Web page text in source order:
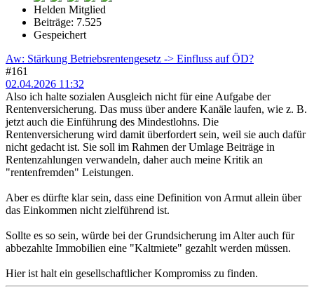
Helden Mitglied
Beiträge: 7.525
Gespeichert
Aw: Stärkung Betriebsrentengesetz -> Einfluss auf ÖD?
#161
02.04.2026 11:32
Also ich halte sozialen Ausgleich nicht für eine Aufgabe der
Rentenversicherung. Das muss über andere Kanäle laufen, wie z. B.
jetzt auch die Einführung des Mindestlohns. Die
Rentenversicherung wird damit überfordert sein, weil sie auch dafür
nicht gedacht ist. Sie soll im Rahmen der Umlage Beiträge in
Rentenzahlungen verwandeln, daher auch meine Kritik an
"rentenfremden" Leistungen.
Aber es dürfte klar sein, dass eine Definition von Armut allein über
das Einkommen nicht zielführend ist.
Sollte es so sein, würde bei der Grundsicherung im Alter auch für
abbezahlte Immobilien eine "Kaltmiete" gezahlt werden müssen.
Hier ist halt ein gesellschaftlicher Kompromiss zu finden.